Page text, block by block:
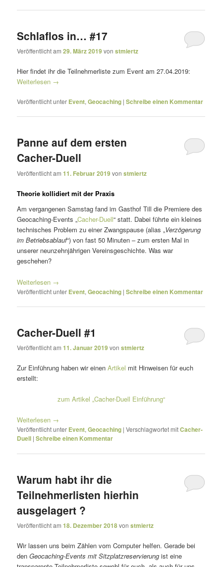
Schlaflos in… #17
Veröffentlicht am29. März 2019vonstmiertz
Hier findet ihr die Teilnehmerliste zum Event am 27.04.2019:
Weiterlesen →
Veröffentlicht unter Event,Geocaching |Schreibe einen Kommentar
Panne auf dem ersten
Cacher-Duell
Veröffentlicht am11. Februar 2019vonstmiertz
Theorie kollidiert mit der Praxis
Am vergangenen Samstag fand im Gasthof Till die Premiere des
Geocaching-Events „Cacher-Duell“ statt. Dabei führte ein kleines
technisches Problem zu einer Zwangspause (alias „Verzögerung
im Betriebsablauf“) von fast 50 Minuten – zum ersten Mal in
unserer neunzehnjährigen Vereinsgeschichte. Was war
geschehen?
Weiterlesen →
Veröffentlicht unter Event,Geocaching |Schreibe einen Kommentar
Cacher-Duell #1
Veröffentlicht am11. Januar 2019vonstmiertz
Zur Einführung haben wir einenArtikel mit Hinweisen für euch
erstellt:
zum Artikel „Cacher-Duell Einführung“
Weiterlesen →
Veröffentlicht unter Event,Geocaching |Verschlagwortet mitCacher-
Duell |Schreibe einen Kommentar
Warum habt ihr die
Teilnehmerlisten hierhin
ausgelagert ?
Veröffentlicht am18. Dezember 2018vonstmiertz
Wir lassen uns beim Zählen vom Computer helfen. Gerade bei
denGeocaching-Events mit Sitzplatzreservierung ist eine